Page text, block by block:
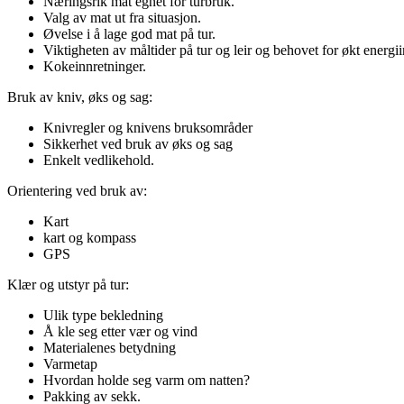
Valg av mat ut fra situasjon.
Øvelse i å lage god mat på tur.
Viktigheten av måltider på tur og leir og behovet for økt
Kokeinnretninger.
Bruk av kniv, øks og sag:
Knivregler og knivens bruksområder
Sikkerhet ved bruk av øks og sag
Enkelt vedlikehold.
Orientering ved bruk av:
Kart
kart og kompass
GPS
Klær og utstyr på tur:
Ulik type bekledning
Å kle seg etter vær og vind
Materialenes betydning
Varmetap
Hvordan holde seg varm om natten?
Pakking av sekk.